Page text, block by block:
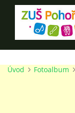
ÚVOD
100 LET ZUŠ
Úvod Fotoalbum